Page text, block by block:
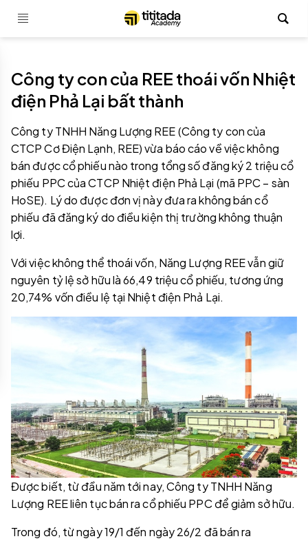
Công ty con của REE thoái vốn Nhiệt
điện Phả Lại bất thành
Công ty TNHH Năng Lượng REE (Công ty con của
CTCP Cơ Điện Lạnh, REE) vừa báo cáo về việc không
bán được cổ phiếu nào trong tổng số đăng ký 2 triệu cổ
phiếu PPC của CTCP Nhiệt điện Phả Lại (mã PPC – sàn
HoSE). Lý do được đơn vị này đưa ra không bán cổ
phiếu đã đăng ký do điều kiện thị trường không thuận
lợi.
Với việc không thể thoái vốn, Năng Lượng REE vẫn giữ
nguyên tỷ lệ sở hữu là 66,49 triệu cổ phiếu, tương ứng
20,74% vốn điều lệ tại Nhiệt điện Phả Lại.
Được biết, từ đầu năm tới nay, Công ty TNHH Năng
Lượng REE liên tục bán ra cổ phiếu PPC để giảm sở hữu.
Trong đó, từ ngày 19/1 đến ngày 26/2 đã bán ra